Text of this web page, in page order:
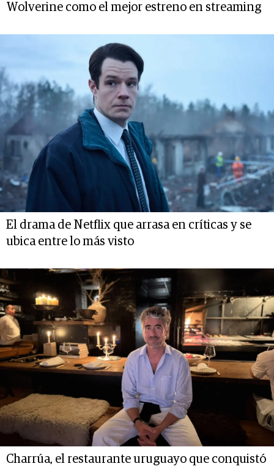
Wolverine como el mejor estreno en streaming
El drama de Netflix que arrasa en críticas y se
ubica entre lo más visto
Charrúa, el restaurante uruguayo que conquistó